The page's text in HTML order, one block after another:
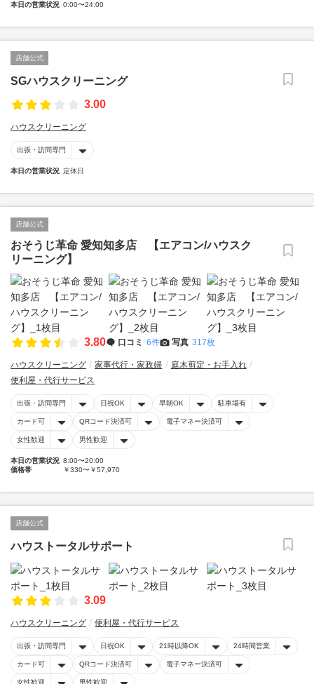
本日の営業状況 0:00〜24:00
店舗公式
SGハウスクリーニング
3.00
ハウスクリーニング
出張・訪問専門
本日の営業状況 定休日
店舗公式
おそうじ革命 愛知知多店 【エアコン/ハウスク
リーニング】
3.80 口コミ 6件 写真 317枚
ハウスクリーニング 家事代行・家政婦
庭木剪定・お手入れ
便利屋・代行サービス
出張・訪問専門 日祝OK 早朝OK 駐車場有
カード可 QRコード決済可 電子マネー決済可
女性歓迎 男性歓迎
本日の営業状況 8:00〜20:00
価格帯
￥330〜￥57,970
店舗公式
ハウストータルサポート
3.09
ハウスクリーニング 便利屋・代行サービス
出張・訪問専門 日祝OK 21時以降OK 24時間営業
カード可 QRコード決済可 電子マネー決済可
女性歓迎 男性歓迎